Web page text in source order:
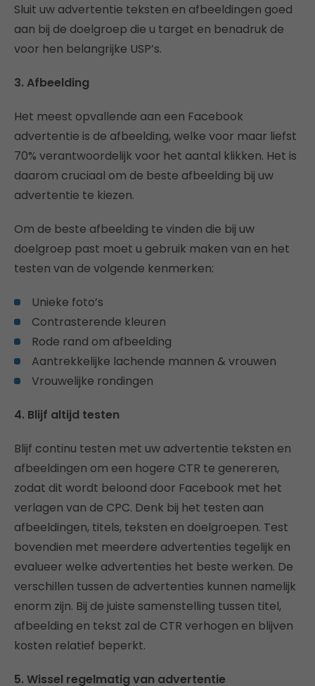
Sluit uw advertentie teksten en afbeeldingen goed
aan bij de doelgroep die u target en benadruk de
voor hen belangrijke USP’s.
3. Afbeelding
Het meest opvallende aan een Facebook
advertentie is de afbeelding, welke voor maar liefst
70% verantwoordelijk voor het aantal klikken. Het is
daarom cruciaal om de beste afbeelding bij uw
advertentie te kiezen.
Om de beste afbeelding te vinden die bij uw
doelgroep past moet u gebruik maken van en het
testen van de volgende kenmerken:
Unieke foto’s
Contrasterende kleuren
Rode rand om afbeelding
Aantrekkelijke lachende mannen & vrouwen
Vrouwelijke rondingen
4. Blijf altijd testen
Blijf continu testen met uw advertentie teksten en
afbeeldingen om een hogere CTR te genereren,
zodat dit wordt beloond door Facebook met het
verlagen van de CPC. Denk bij het testen aan
afbeeldingen, titels, teksten en doelgroepen. Test
bovendien met meerdere advertenties tegelijk en
evalueer welke advertenties het beste werken. De
verschillen tussen de advertenties kunnen namelijk
enorm zijn. Bij de juiste samenstelling tussen titel,
afbeelding en tekst zal de CTR verhogen en blijven
kosten relatief beperkt.
5. Wissel regelmatig van advertentie